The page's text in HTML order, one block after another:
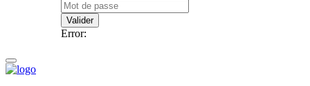
Valider
Error: